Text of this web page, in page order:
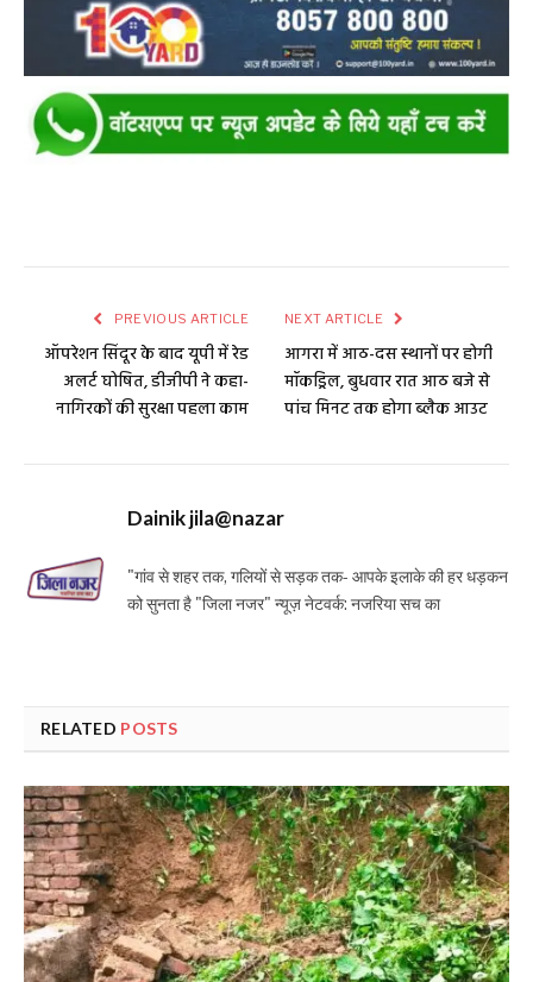
PREVIOUS ARTICLE
ऑपरेशन सिंदूर के बाद यूपी में रेड
अलर्ट घोषित, डीजीपी ने कहा-
नागिरकों की सुरक्षा पहला काम
NEXT ARTICLE
आगरा में आठ-दस स्थानों पर होगी
मॉकड्रिल, बुधवार रात आठ बजे से
पांच मिनट तक होगा ब्लैक आउट
Dainik jila@nazar
"गांव से शहर तक, गलियों से सड़क तक- आपके इलाके की हर धड़कन
को सुनता है "जिला नजर" न्यूज़ नेटवर्क: नजरिया सच का
RELATED POSTS